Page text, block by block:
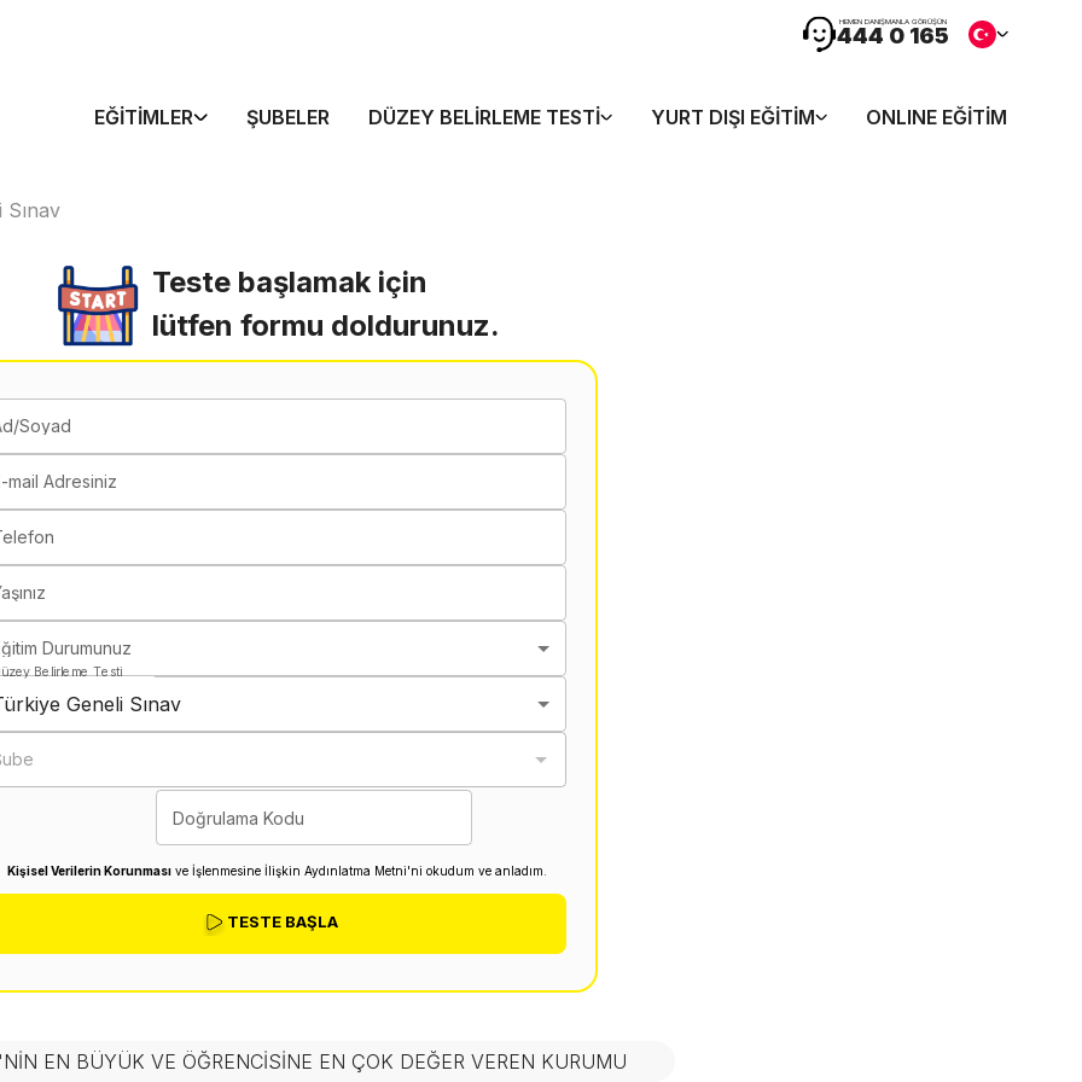
HEMEN DANIŞMANLA GÖRÜŞÜN
444 0 165
EĞITIMLER ŞUBELER DÜZEY BELIRLEME TESTI YURT DIŞI EĞITIM ONLINE EĞITIM
Teste başlamak için
lütfen formu doldurunuz.
Soyad
mail Adresiniz
Durumunuz
Belirleme Testi
Geneli Sınav
Doğrulama Kodu
Kişisel Verilerin Korunması ve İşlenmesine İlişkin Aydınlatma Metni'ni okudum ve anladım.
TESTE BAŞLA
EN BÜYÜK VE ÖĞRENCISINE EN ÇOK DEĞER VEREN KURUMU